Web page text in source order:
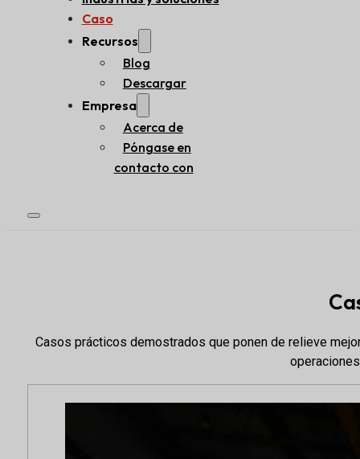
Caso
Recursos
Blog
Descargar
Empresa
Acerca de
Póngase en
contacto con
Casos prácticos demostrados que ponen de relieve